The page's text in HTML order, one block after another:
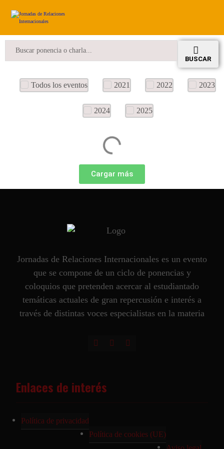
BUSCAR
Todos los eventos 2021 2022 2023
2024 2025
Cargar más
Jornadas de Relaciones Internacionales es un evento
que se compone de un ciclo de ponencias y
coloquios que pretenden acercar al estudiantado
temáticas actuales de gran repercusión e interés a
través de distintas voces especialistas en la materia
Enlaces de interés
Política de privacidad
Política de cookies (UE)